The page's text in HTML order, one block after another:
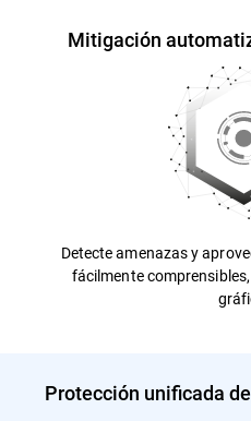
Mitigación
Detecte amenazas y
fácilmente
Protección unificada